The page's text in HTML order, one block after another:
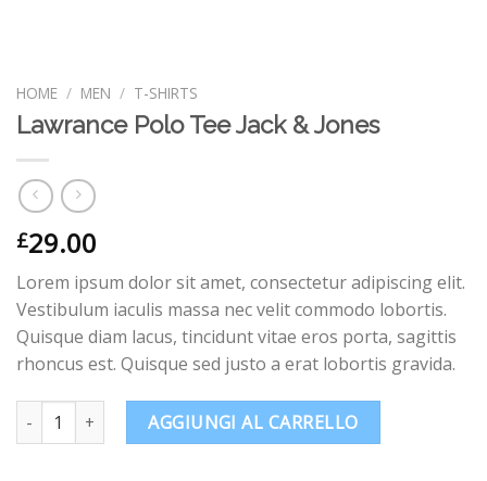
HOME / MEN / T-SHIRTS
Lawrance Polo Tee Jack & Jones
£29.00
Lorem ipsum dolor sit amet, consectetur adipiscing elit.
Vestibulum iaculis massa nec velit commodo lobortis.
Quisque diam lacus, tincidunt vitae eros porta, sagittis
rhoncus est. Quisque sed justo a erat lobortis gravida.
Lawrance Polo Tee Jack & Jones quantità
AGGIUNGI AL CARRELLO